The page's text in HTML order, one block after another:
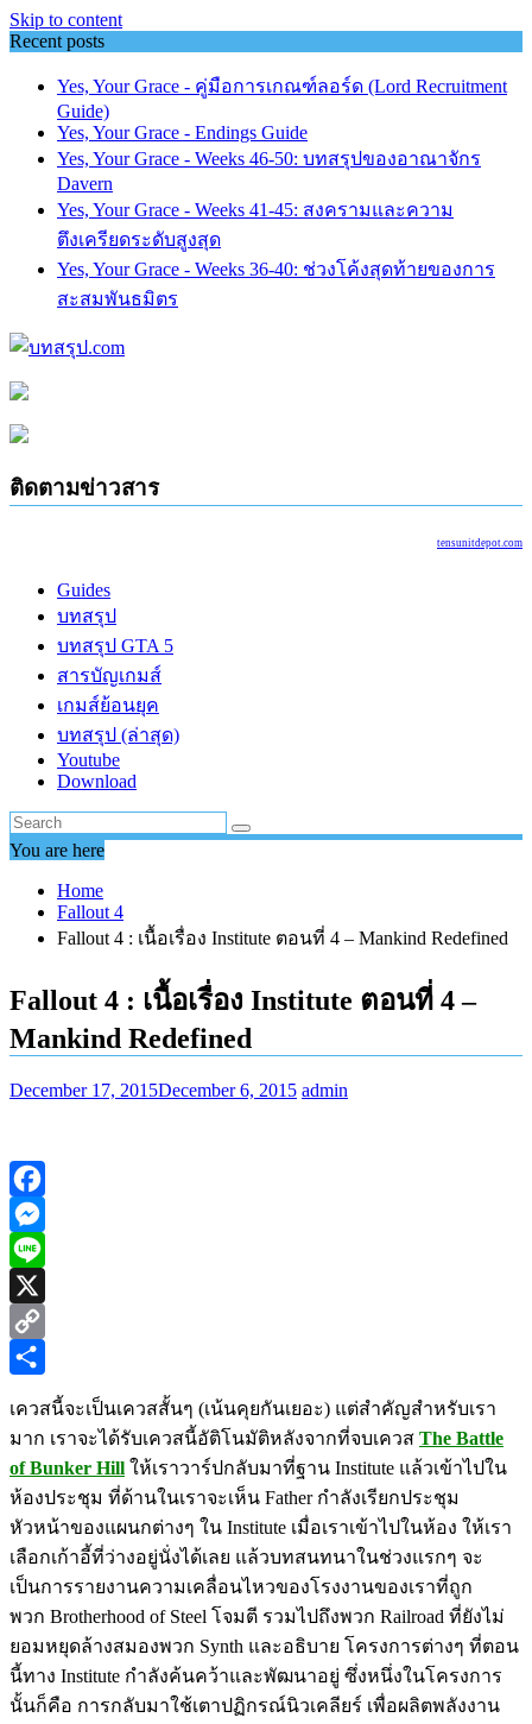
Skip to content
Recent posts
Yes, Your Grace - คู่มือการเกณฑ์ลอร์ด (Lord Recruitment
Guide)
Yes, Your Grace - Endings Guide
Yes, Your Grace - Weeks 46-50: บทสรุปของอาณาจักร
Davern
Yes, Your Grace - Weeks 41-45: สงครามและความ
ตึงเครียดระดับสูงสุด
Yes, Your Grace - Weeks 36-40: ช่วงโค้งสุดท้ายของการ
สะสมพันธมิตร
ติดตามข่าวสาร
tensunitdepot.com
Guides
บทสรุป
บทสรุป GTA 5
สารบัญเกมส์
เกมส์ย้อนยุค
บทสรุป (ล่าสุด)
Youtube
Download
You are here
Home
Fallout 4
Fallout 4 : เนื้อเรื่อง Institute ตอนที่ 4 – Mankind Redefined
Fallout 4 : เนื้อเรื่อง Institute ตอนที่ 4 –
Mankind Redefined
December 17, 2015December 6, 2015 admin
Facebook
Messenger
Line
X
Copy
เควสนี้จะเป็นเควสสั้นๆ (เน้นคุยกันเยอะ) แต่สำคัญสำหรับเรา
มาก เราจะได้รับเควสนี้อัติโนมัติหลังจากที่จบเควส The Battle
of Bunker Hill ให้เราวาร์ปกลับมาที่ฐาน Institute แล้วเข้าไปใน
ห้องประชุม ที่ด้านในเราจะเห็น Father กำลังเรียกประชุม
หัวหน้าของแผนกต่างๆ ใน Institute เมื่อเราเข้าไปในห้อง ให้เรา
เลือกเก้าอี้ที่ว่างอยู่นั่งได้เลย แล้วบทสนทนาในช่วงแรกๆ จะ
เป็นการรายงานความเคลื่อนไหวของโรงงานของเราที่ถูก
พวก Brotherhood of Steel โจมตี รวมไปถึงพวก Railroad ที่ยังไม่
ยอมหยุดล้างสมองพวก Synth และอธิบาย โครงการต่างๆ ที่ตอน
นี้ทาง Institute กำลังค้นคว้าและพัฒนาอยู่ ซึ่งหนึ่งในโครงการ
นั้นก็คือ การกลับมาใช้เตาปฏิกรณ์นิวเคลียร์ เพื่อผลิตพลังงาน